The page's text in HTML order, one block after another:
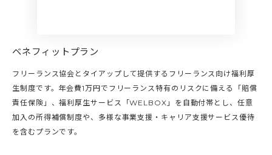
ベネフィットプラン
フリーランス協会とタイアップして提供するフリーランス向け福利厚
生制度です。年会費1万円でフリーランス特有のリスクに備える「賠償
責任保険」、福利厚生サービス「WELBOX」を自動付帯とし、任意
加入の所得補償制度や、多様な事業支援・キャリア支援サービス優待
を含むプランです。